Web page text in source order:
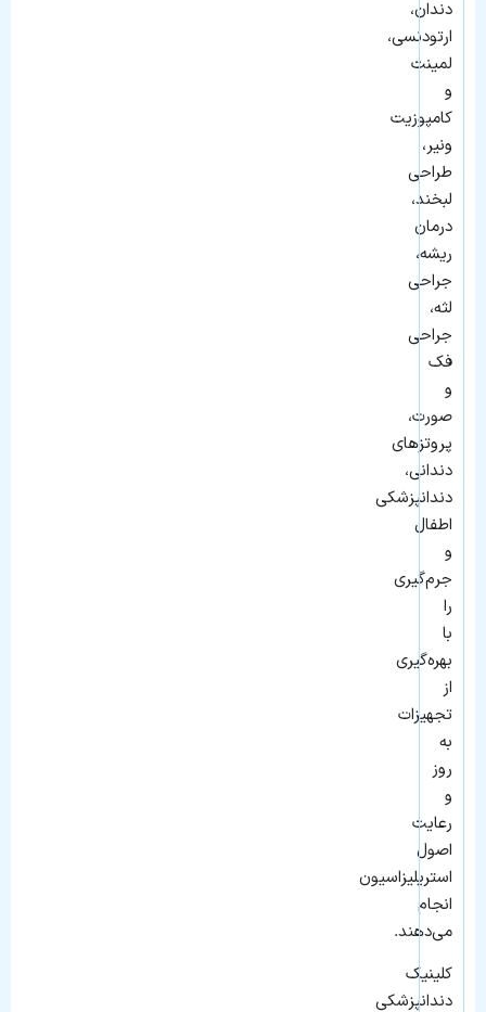
دندان،
ارتودنسی،
لمینت
و
کامپوزیت
ونیر،
طراحی
لبخند،
درمان
ریشه،
جراحی
لثه،
جراحی
فک
و
صورت،
پروتزهای
دندانی،
دندانپزشکی
اطفال
و
جرم‌گیری
را
با
بهره‌گیری
از
تجهیزات
به‌
روز
و
رعایت
اصول
استریلیزاسیون
انجام
می‌دهند.
کلینیک
دندانپزشکی